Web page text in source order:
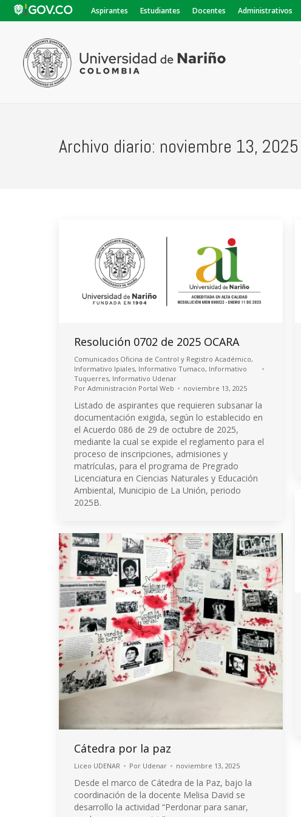
Aspirantes Estudiantes Docentes Administrativos
Archivo diario: noviembre 13, 2025
Resolución 0702 de 2025 OCARA
Comunicados Oficina de Control y Registro Académico,
Informativo Ipiales, Informativo Tumaco, Informativo
Tuquerres, Informativo Udenar
Por Administración Portal Web noviembre 13, 2025
Listado de aspirantes que requieren subsanar la
documentación exigida, según lo establecido en
el Acuerdo 086 de 29 de octubre de 2025,
mediante la cual se expide el reglamento para el
proceso de inscripciones, admisiones y
matrículas, para el programa de Pregrado
Licenciatura en Ciencias Naturales y Educación
Ambiental, Municipio de La Unión, periodo
2025B.
Cátedra por la paz
Liceo UDENAR Por Udenar noviembre 13, 2025
Desde el marco de Cátedra de la Paz, bajo la
coordinación de la docente Melisa David se
desarrollo la actividad “Perdonar para sanar,